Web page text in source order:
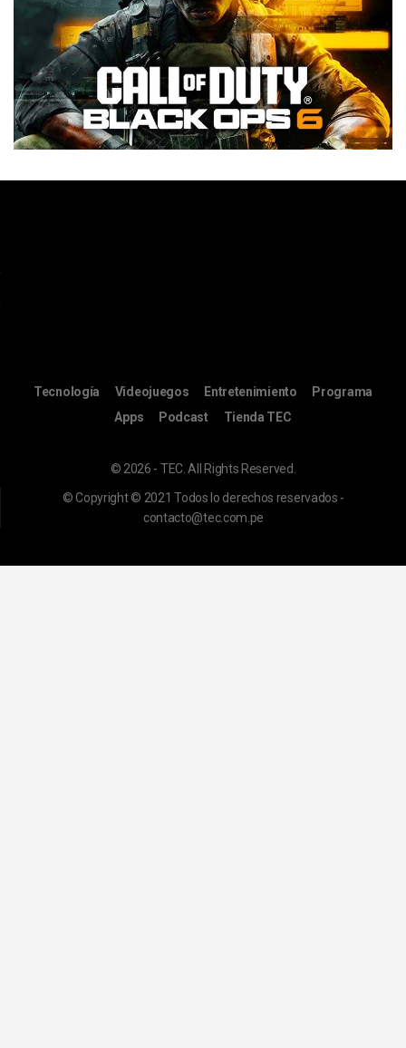
Tecnología Videojuegos Entretenimiento
Programa
Apps
Podcast Tienda TEC
© 2026 - TEC. All Rights Reserved.
© Copyright © 2021 Todos lo derechos reservados -
contacto@tec.com.pe